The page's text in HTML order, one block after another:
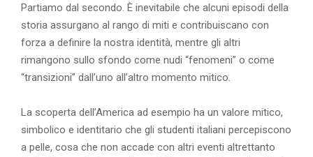
Partiamo dal secondo. È inevitabile che alcuni episodi della
storia assurgano al rango di miti e contribuiscano con
forza a definire la nostra identità, mentre gli altri
rimangono sullo sfondo come nudi “fenomeni” o come
“transizioni” dall’uno all’altro momento mitico.
La scoperta dell’America ad esempio ha un valore mitico,
simbolico e identitario che gli studenti italiani percepiscono
a pelle, cosa che non accade con altri eventi altrettanto